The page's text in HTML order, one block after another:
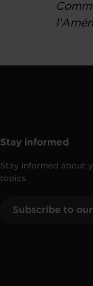
Stay informed
Stay informed about
topics.
Subscribe to